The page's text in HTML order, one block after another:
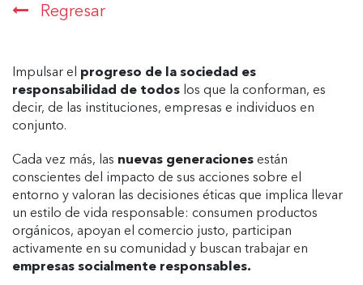
Regresar
Impulsar el progreso de la sociedad es
responsabilidad de todos los que la conforman, es
decir, de las instituciones, empresas e individuos en
conjunto.
Cada vez más, las nuevas generaciones están
conscientes del impacto de sus acciones sobre el
entorno y valoran las decisiones éticas que implica llevar
un estilo de vida responsable: consumen productos
orgánicos, apoyan el comercio justo, participan
activamente en su comunidad y buscan trabajar en
empresas socialmente responsables.